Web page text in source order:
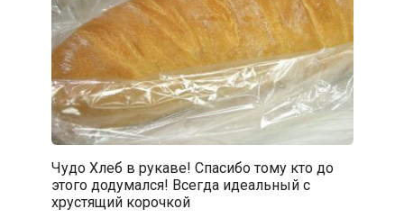
Чудо Хлеб в рукаве! Спасибо тому кто до
этого додумался! Всегда идеальный с
хрустящий корочкой